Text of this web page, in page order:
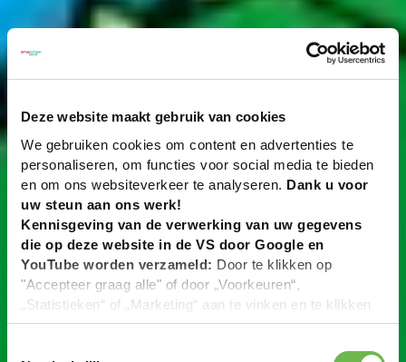
Deze website maakt gebruik van cookies
We gebruiken cookies om content en advertenties te
personaliseren, om functies voor social media te bieden
en om ons websiteverkeer te analyseren. Dank u voor
uw steun aan ons werk!
Kennisgeving van de verwerking van uw gegevens
die op deze website in de VS door Google en
YouTube worden verzameld: Door te klikken op
"Accepteer graag alle" of door „Voorkeuren“,
„Statistieken“ of „Marketing“ aan te vinken en te klikken
op "Selectie handmatig instellen", stemt u er ook mee in